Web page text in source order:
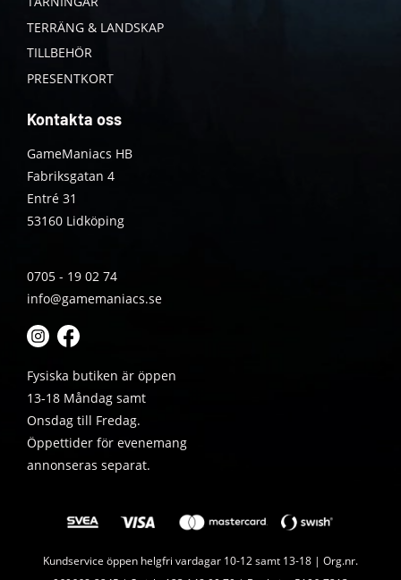
TERRÄNG & LANDSKAP
TILLBEHÖR
PRESENTKORT
Kontakta oss
GameManiacs HB
Fabriksgatan 4
Entré 31
53160 Lidköping
0705 - 19 02 74
info@gamemaniacs.se
Fysiska butiken är öppen
13-18 Måndag samt
Onsdag till Fredag.
Öppettider för evenemang
annonseras separat.
Kundservice öppen helgfri vardagar 10-12 samt 13-18 | Org.nr.